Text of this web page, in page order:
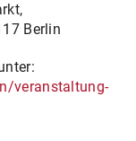
Berlin
veranstaltung-